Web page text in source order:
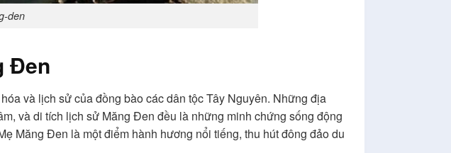
den
Đen
và lịch sử của đồng bào các dân tộc Tây Nguyên. Những địa
và di tích lịch sử Măng Đen đều là những minh chứng sống động
Măng Đen là một điểm hành hương nổi tiếng, thu hút đông đảo du